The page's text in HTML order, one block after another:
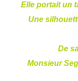
Elle portait un
Une
De
Monsieur